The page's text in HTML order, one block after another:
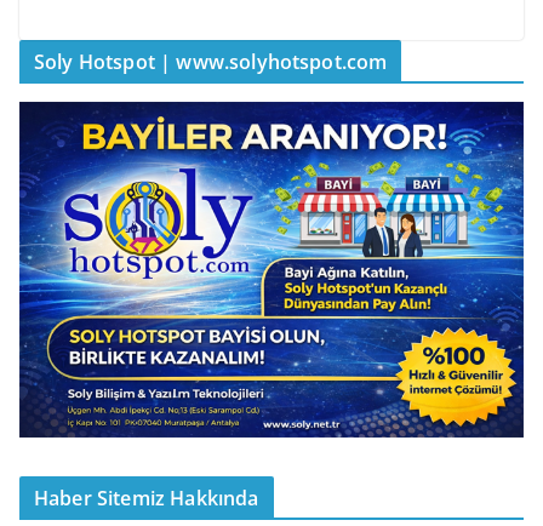
Soly Hotspot | www.solyhotspot.com
Haber Sitemiz Hakkında